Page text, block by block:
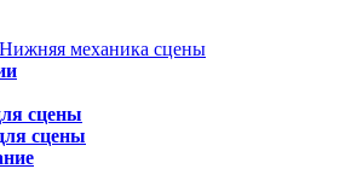
Нижняя механика сцены
сцены
сцены